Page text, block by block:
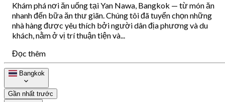
Khám phá nơi ăn uống tại Yan Nawa, Bangkok — từ món ăn
nhanh đến bữa ăn thư giãn. Chúng tôi đã tuyển chọn những
nhà hàng được yêu thích bởi người dân địa phương và du
khách, nằm ở vị trí thuận tiện và...
Đọc thêm
Bangkok
Gần nhất trước